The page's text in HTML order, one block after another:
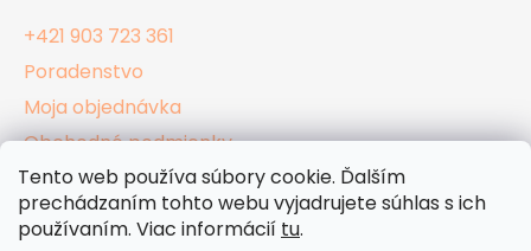
Tento web používa súbory cookie. Ďalším
prechádzaním tohto webu vyjadrujete súhlas s ich
používaním. Viac informácií tu.
s
u
+421 903 723 361
Poradenstvo
Moja objednávka
Obchodné podmienky
Reklamačný poriadok
Podmienky ochrany osobných údajov